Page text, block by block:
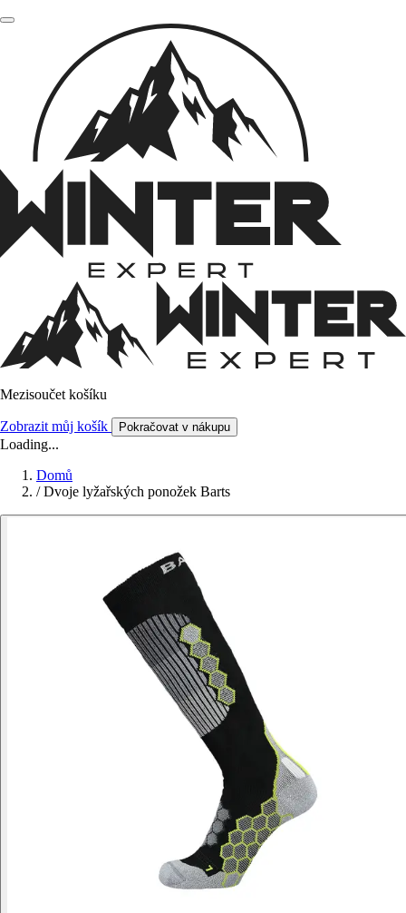
Mezisoučet košíku
Zobrazit můj košík Pokračovat v nákupu
Loading...
Domů
/ Dvoje lyžařských ponožek Barts